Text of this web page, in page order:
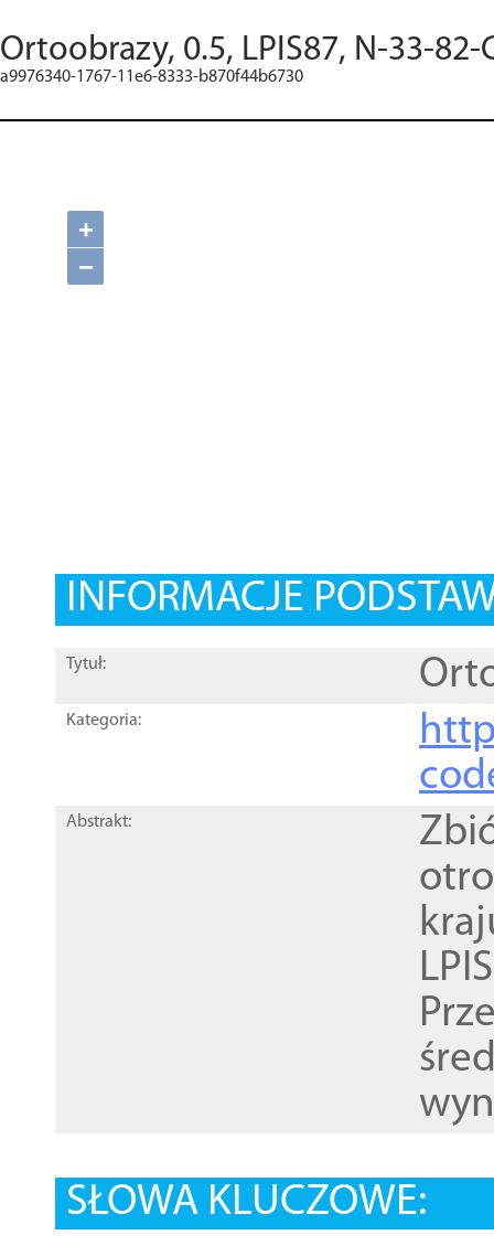
Ortoobrazy, 0.5, LPIS87, N-33-82-
a9976340-1767-11e6-8333-b870f44b6730
+
−
INFORMACJE
Tytuł:
Kategoria:
Abstrakt:
SŁOWA KLUCZOWE: